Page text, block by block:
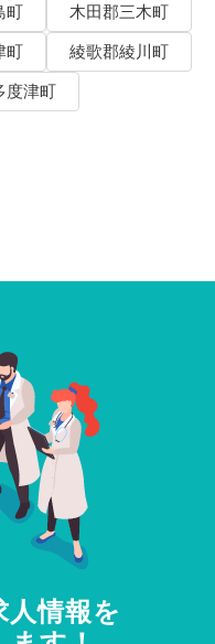
町
木田郡三木町
町
綾歌郡綾川町
度津町
人情報を